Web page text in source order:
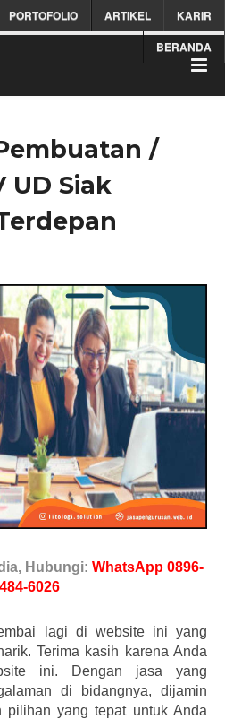
KARIR
ARTIKEL
PORTOFOLIO
BERANDA
/
UD Siak
Hubungi: WhatsApp 0896-
6026
lagi di website ini yang
Terima kasih karena Anda
ini. Dengan jasa yang
di bidangnya, dijamin
pilihan yang tepat untuk Anda